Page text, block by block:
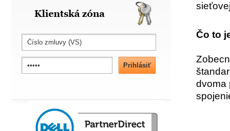
Čo to
dvoma
Klientská zóna